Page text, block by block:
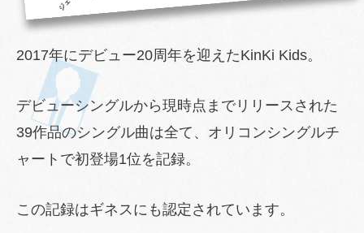
2017年にデビュー20周年を迎えたKinKi Kids。
デビューシングルから現時点までリリースされた
39作品のシングル曲は全て、オリコンシングルチ
ャートで初登場1位を記録。
この記録はギネスにも認定されています。